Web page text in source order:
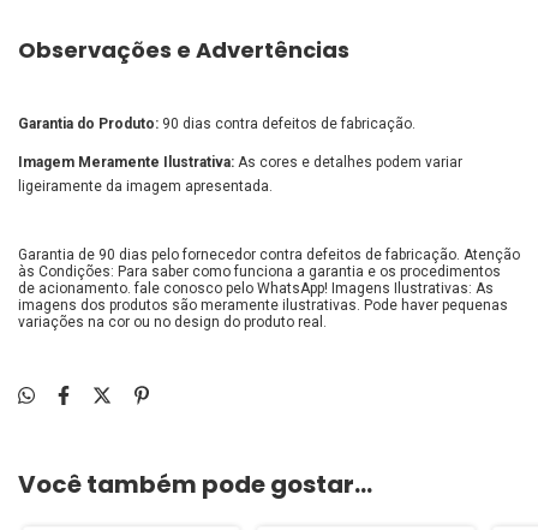
Observações e Advertências
Garantia do Produto: 90 dias contra defeitos de fabricação.
Imagem Meramente Ilustrativa: As cores e detalhes podem variar
ligeiramente da imagem apresentada.
Garantia de 90 dias pelo fornecedor contra defeitos de fabricação. Atenção
às Condições: Para saber como funciona a garantia e os procedimentos
de acionamento. fale conosco pelo WhatsApp! Imagens Ilustrativas: As
imagens dos produtos são meramente ilustrativas. Pode haver pequenas
variações na cor ou no design do produto real.
Você também pode gostar...